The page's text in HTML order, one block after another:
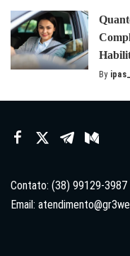
Posted
By
Contato: (38) 99129-3987
Email: